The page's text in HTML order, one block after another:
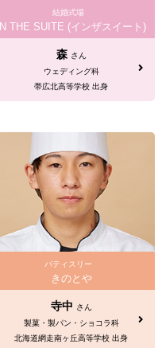
結婚式場
IN THE SUITE (インザスイート)
森 さん
ウェディング科
帯広北高等学校 出身
パティスリー
きのとや
寺中 さん
製菓・製パン・ショコラ科
北海道網走南ヶ丘高等学校 出身